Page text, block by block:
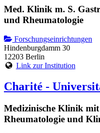
Med. Klinik m. S.
und Rheumatologie
Forschungseinrichtungen
Hindenburgdamm 30
12203 Berlin
Link zur Institution
Charité -
Medizinische Klinik
Rheumatologie und